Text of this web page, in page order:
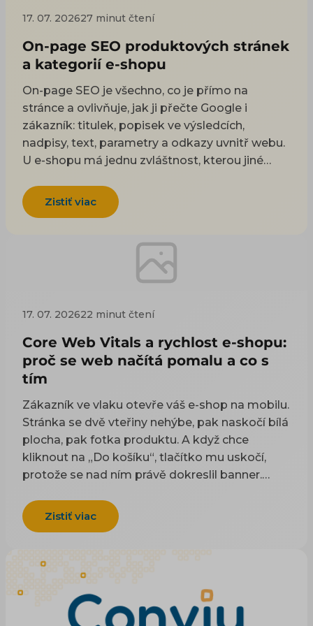
SEO a UX pro e-shop. Zatímco SEO řeší, jak
stane potom.
17. 07. 202627 minut čtení
On-page SEO produktových stránek
a kategorií e-shopu
On-page SEO je všechno, co je přímo na
stránce a ovlivňuje, jak ji přečte Google i
zákazník: titulek, popisek ve výsledcích,
nadpisy, text, parametry a odkazy uvnitř webu.
U e-shopu má jednu zvláštnost, kterou jiné
psaním po jednom, ale skládá se ze
strukturovaných dat, která o každém produktu
materiál) a popisu. Když jsou tahle data v
pořádku, titulky ani popisky nemusíte u tisíců
stránek psát ručně; poskládá je platforma e-
jedné věci: ke kvalitě produktových dat. U
každého prvku najdete, jak si ověříte, že je v
pořádku, a čím začít. Obecnější kontext — proč
se e-shop v Googlu vůbec neukazuje a jak
spolu souvisí web a data — najdete v úvodním
článku o SEO pro e-shop.
Zistiť viac
17. 07. 202622 minut čtení
Core Web Vitals a rychlost e-shopu:
proč se web načítá pomalu a co s
tím
Zákazník ve vlaku otevře váš e-shop na mobilu.
Stránka se dvě vteřiny nehýbe, pak naskočí bílá
plocha, pak fotka produktu. A když chce
kliknout na „Do košíku“, tlačítko mu uskočí,
protože se nad ním právě dokreslil banner.
žádném přehledu není řádek „odešel, protože
web zlobil“. Rada, kterou k pomalému načítání
dobře, jenže v téhle podobě se s ní nedá nic
dělat. Neříká, co přesně je pomalé, kolik vás to
stojí, ani kdo to má opravit — vy, nebo
dodavatel vašeho e-shopového řešení. Tenhle
Zistiť viac